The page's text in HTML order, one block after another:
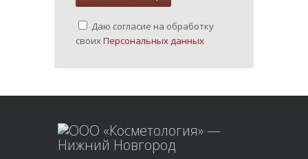
Даю согласие на обработку
своихПерсональных данных